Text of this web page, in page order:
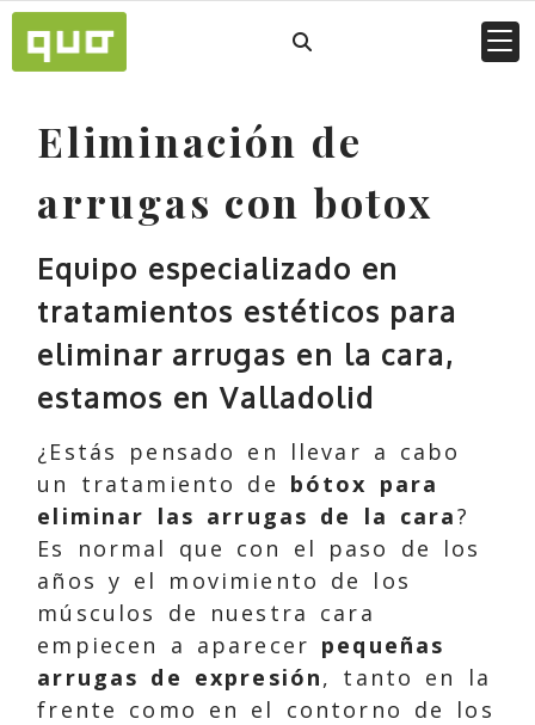
Eliminación de
arrugas con botox
Equipo especializado en
tratamientos estéticos para
eliminar arrugas en la cara,
estamos en Valladolid
¿Estás pensado en llevar a cabo
un tratamiento de bótox para
eliminar las arrugas de la cara?
Es normal que con el paso de los
años y el movimiento de los
músculos de nuestra cara
empiecen a aparecer pequeñas
arrugas de expresión, tanto en la
frente como en el contorno de los